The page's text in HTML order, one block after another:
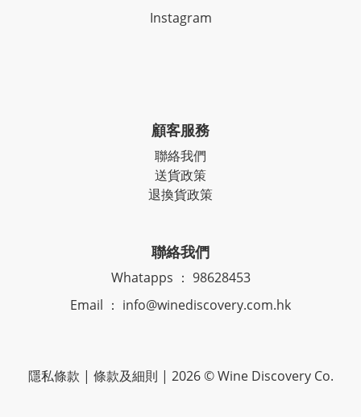
Instagram
顧客服務
聯絡我們
送貨政策
退換貨政策
聯絡我們
Whatapps ： 98628453
Email ： info@winediscovery.com.hk
隱私條款 | 條款及細則 | 2026 © Wine Discovery Co.